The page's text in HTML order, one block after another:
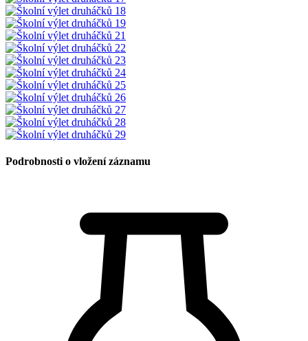
Podrobnosti o vložení záznamu